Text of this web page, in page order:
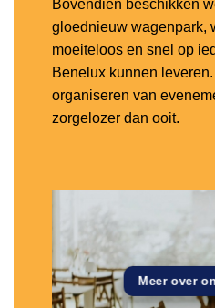
Bovendien beschikken
gloednieuw wagenpark,
moeiteloos en snel op
Benelux kunnen
organiseren van
zorgelozer dan ooit.
Meer over